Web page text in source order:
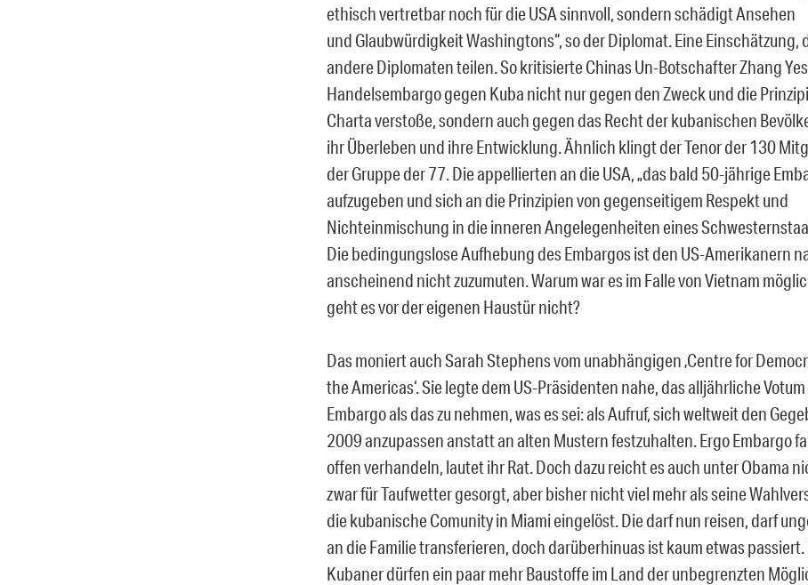
ethisch vertretbar noch für die USA sinnvoll, sondern schädigt Ansehen
und Glaubwürdigkeit Washingtons“, so der Diplomat. Eine Einschätzung,
andere Diplomaten teilen. So kritisierte Chinas Un-Botschafter Zhang
Handelsembargo gegen Kuba nicht nur gegen den Zweck und die
Charta verstoße, sondern auch gegen das Recht der kubanischen
ihr Überleben und ihre Entwicklung. Ähnlich klingt der Tenor der 130
der Gruppe der 77. Die appellierten an die USA, „das bald 50-jährige
aufzugeben und sich an die Prinzipien von gegenseitigem Respekt und
Nichteinmischung in die inneren Angelegenheiten eines
Die bedingungslose Aufhebung des Embargos ist den US-Amerikanern
anscheinend nicht zuzumuten. Warum war es im Falle von Vietnam
geht es vor der eigenen Haustür nicht?
Das moniert auch Sarah Stephens vom unabhängigen ‚Centre for
the Americas‘. Sie legte dem US-Präsidenten nahe, das alljährliche
Embargo als das zu nehmen, was es sei: als Aufruf, sich weltweit den
2009 anzupassen anstatt an alten Mustern festzuhalten. Ergo Embargo
offen verhandeln, lautet ihr Rat. Doch dazu reicht es auch unter Obama
zwar für Taufwetter gesorgt, aber bisher nicht viel mehr als seine
die kubanische Comunity in Miami eingelöst. Die darf nun reisen, darf
an die Familie transferieren, doch darüberhinuas ist kaum etwas passiert.
Kubaner dürfen ein paar mehr Baustoffe im Land der unbegrenzten